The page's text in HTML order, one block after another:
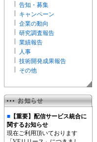
告知・募集
キャンペーン
企業の動向
研究調査報告
業績報告
人事
技術開発成果報告
その他
■ 【重要】配信サービス統合に
関するお知らせ
現在ご利用頂いております